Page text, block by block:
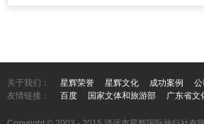
关于我们： 星辉荣誉 星辉文化 成功案例
友情链接：
百度 国家文体和旅游部 广东省文